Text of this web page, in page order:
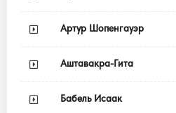
Артур Шопенгауэр
Аштавакра-Гита
Бабель Исаак